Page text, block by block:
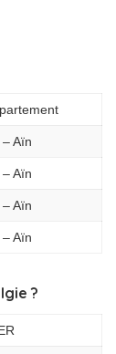
Aïn
Aïn
Aïn
Aïn
?